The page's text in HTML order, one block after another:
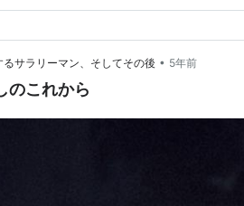
は、ロ…
サラリーマン、そしてその後 • 5年前
のこれから